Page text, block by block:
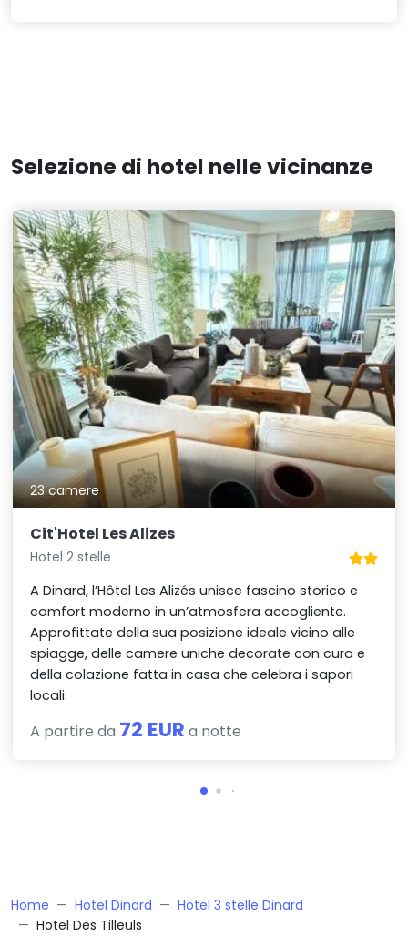
Selezione di hotel nelle vicinanze
23 camere
Cit'Hotel Les Alizes
Hotel 2 stelle
A Dinard, l’Hôtel Les Alizés unisce fascino storico e
comfort moderno in un’atmosfera accogliente.
Approfittate della sua posizione ideale vicino alle
spiagge, delle camere uniche decorate con cura e
della colazione fatta in casa che celebra i sapori
locali.
A partire da 72 EUR a notte
Home Hotel Dinard
Hotel 3 stelle Dinard
Hotel Des Tilleuls